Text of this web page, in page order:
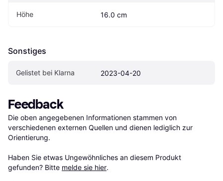
Höhe 16.0 cm
Sonstiges
Gelistet bei Klarna 2023-04-20
Feedback
Die oben angegebenen Informationen stammen von
verschiedenen externen Quellen und dienen lediglich zur
Orientierung.
Haben Sie etwas Ungewöhnliches an diesem Produkt
gefunden? Bitte melde sie hier.